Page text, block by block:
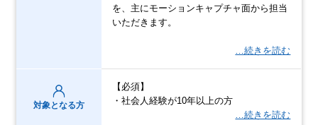
を、主にモーションキャプチャ面から担当
いただきます。
…続きを読む
対象となる方
【必須】
・社会人経験が10年以上の方
…続きを読む